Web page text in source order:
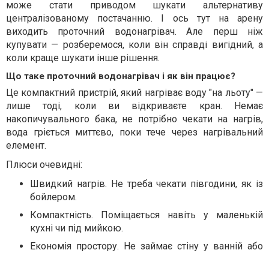
може стати приводом шукати альтернативу
централізованому постачанню. І ось тут на арену
виходить проточний водонагрівач. Але перш ніж
купувати — розберемося, коли він справді вигідний, а
коли краще шукати інше рішення.
Що таке проточний водонагрівач і як він працює?
Це компактний пристрій, який нагріває воду "на льоту" —
лише тоді, коли ви відкриваєте кран. Немає
накопичувального бака, не потрібно чекати на нагрів,
вода гріється миттєво, поки тече через нагрівальний
елемент.
Плюси очевидні:
Швидкий нагрів. Не треба чекати півгодини, як із
бойлером.
Компактність. Поміщається навіть у маленькій
кухні чи під мийкою.
Економія простору. Не займає стіну у ванній або